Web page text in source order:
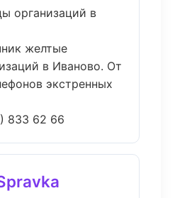
организаций в
желтые
в Иваново. От
экстренных
833 62 66